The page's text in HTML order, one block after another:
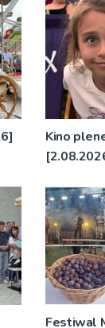
Kino
Festiwal